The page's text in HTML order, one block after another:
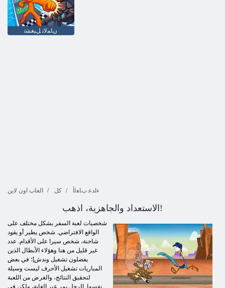
ﻥﺎﻤﻟﺎﺗ ﻞﻴﻐﺸﺗ
العاب اون لاين كل ءﺍﺪﻋ ﺏﺎﻌﻟﺃ
الاستعداد والجاهزية، اذهب!
شخصيات لعبة السفر بشكل مختلف على
الواقع الافتراضي. شخص يطير أو يقود
شاحنة، شخص سيرا على الأقدام. عدد
غير قليل من هنا وهؤلاء الأبطال الذين
يفضلون تشغيل وندش]؛ في بعض
المباريات تشغيل الأحرف ليست وسيلة
لتحقيق النتائج، والغرض من اللعبة
نفسها. الرجل يمر عبر الغابة، ولكن في